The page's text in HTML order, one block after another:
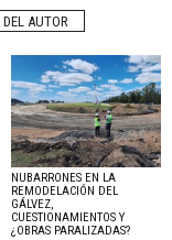
AUTOR
NUBARRONES EN LA
REMODELACIÓN DEL
GÁLVEZ,
CUESTIONAMIENTOS Y
¿OBRAS PARALIZADAS?